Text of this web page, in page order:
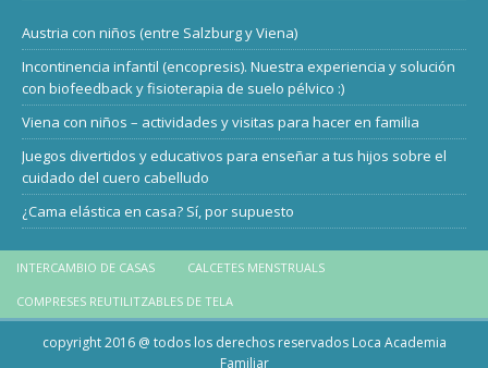
Austria con niños (entre Salzburg y Viena)
Incontinencia infantil (encopresis). Nuestra experiencia y solución
con biofeedback y fisioterapia de suelo pélvico :)
Viena con niños – actividades y visitas para hacer en familia
Juegos divertidos y educativos para enseñar a tus hijos sobre el
cuidado del cuero cabelludo
¿Cama elástica en casa? Sí, por supuesto
INTERCAMBIO DE CASAS CALCETES MENSTRUALS
COMPRESES REUTILITZABLES DE TELA
copyright 2016 @ todos los derechos reservados Loca Academia
Familiar